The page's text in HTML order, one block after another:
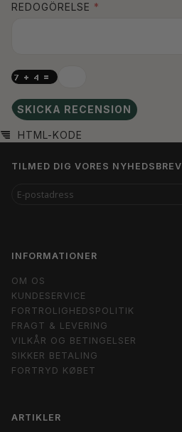
REDOGÖRELSE
SKICKA RECENSION
HTML-KODE
TILMED DIG VORES NYHEDSBREV
E-
POSTADRESS
INFORMATIONER
OM OS
KUNDESERVICE
FORTROLIGHEDSPOLITIK
FRAGT & LEVERING
VILKÅR OG BETINGELSER
SIKKER BETALING
FORTRYD KØBET
ARTIKLER